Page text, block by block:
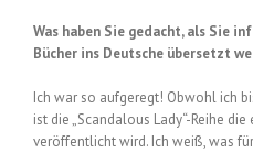
Was haben Sie gedacht, als Sie
Bücher ins Deutsche übersetzt
Ich war so aufgeregt! Obwohl ich
ist die „Scandalous Lady“-Reihe
veröffentlicht wird. Ich weiß, was